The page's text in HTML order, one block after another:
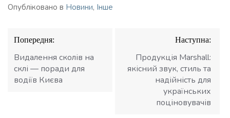
Опубліковано в Новини, Інше
Навігація
записів
Попередня:
Видалення сколів на
склі — поради для
водіїв Києва
Наступна:
Продукція Marshall:
якісний звук, стиль та
надійність для
українських
поціновувачів